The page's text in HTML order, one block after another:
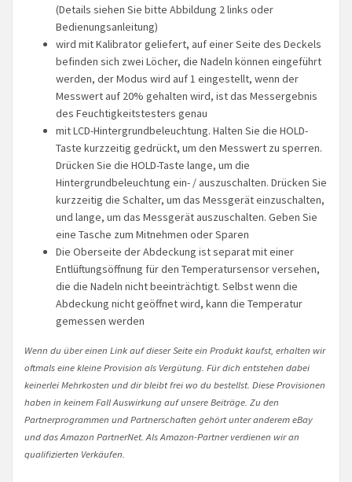
(Details siehen Sie bitte Abbildung 2 links oder
Bedienungsanleitung)
wird mit Kalibrator geliefert, auf einer Seite des Deckels
befinden sich zwei Löcher, die Nadeln können eingeführt
werden, der Modus wird auf 1 eingestellt, wenn der
Messwert auf 20% gehalten wird, ist das Messergebnis
des Feuchtigkeitstesters genau
mit LCD-Hintergrundbeleuchtung. Halten Sie die HOLD-
Taste kurzzeitig gedrückt, um den Messwert zu sperren.
Drücken Sie die HOLD-Taste lange, um die
Hintergrundbeleuchtung ein- / auszuschalten. Drücken Sie
kurzzeitig die Schalter, um das Messgerät einzuschalten,
und lange, um das Messgerät auszuschalten. Geben Sie
eine Tasche zum Mitnehmen oder Sparen
Die Oberseite der Abdeckung ist separat mit einer
Entlüftungsöffnung für den Temperatursensor versehen,
die die Nadeln nicht beeinträchtigt. Selbst wenn die
Abdeckung nicht geöffnet wird, kann die Temperatur
gemessen werden
Wenn du über einen Link auf dieser Seite ein Produkt kaufst, erhalten wir
oftmals eine kleine Provision als Vergütung. Für dich entstehen dabei
keinerlei Mehrkosten und dir bleibt frei wo du bestellst. Diese Provisionen
haben in keinem Fall Auswirkung auf unsere Beiträge. Zu den
Partnerprogrammen und Partnerschaften gehört unter anderem eBay
und das Amazon PartnerNet. Als Amazon-Partner verdienen wir an
qualifizierten Verkäufen.